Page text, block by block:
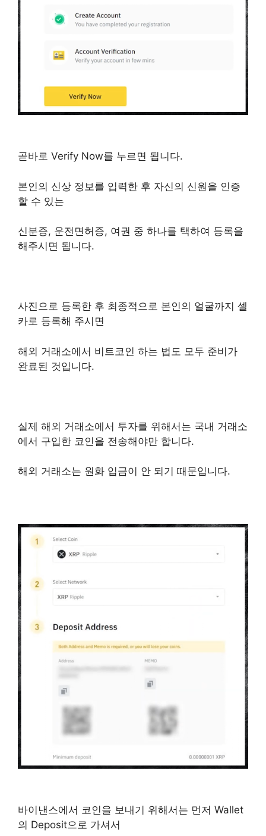
곧바로 Verify Now를 누르면 됩니다.
본인의 신상 정보를 입력한 후 자신의 신원을 인증
할 수 있는
신분증, 운전면허증, 여권 중 하나를 택하여 등록을
해주시면 됩니다.
사진으로 등록한 후 최종적으로 본인의 얼굴까지 셀
카로 등록해 주시면
해외 거래소에서 비트코인 하는 법도 모두 준비가
완료된 것입니다.
실제 해외 거래소에서 투자를 위해서는 국내 거래소
에서 구입한 코인을 전송해야만 합니다.
해외 거래소는 원화 입금이 안 되기 때문입니다.
바이낸스에서 코인을 보내기 위해서는 먼저 Wallet
의 Deposit으로 가셔서